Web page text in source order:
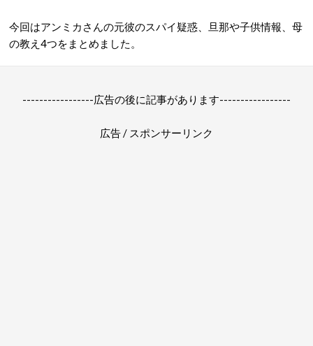
今回はアンミカさんの元彼のスパイ疑惑、旦那や子供情報、母
の教え4つをまとめました。
-----------------広告の後に記事があります-----------------
広告 / スポンサーリンク